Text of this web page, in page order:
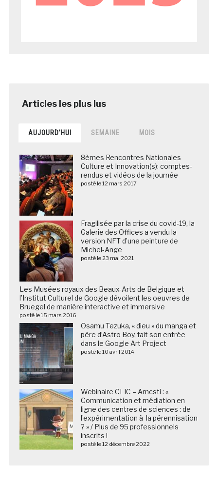
AUJOURD’HUI SEMAINE MOIS
8èmes Rencontres Nationales
Culture et Innovation(s): comptes-
rendus et vidéos de la journée
posté le 12 mars 2017
Fragilisée par la crise du covid-19, la
Galerie des Offices a vendu la
version NFT d’une peinture de
Michel-Ange
posté le 23 mai 2021
Les Musées royaux des Beaux-Arts de Belgique et
l’Institut Culturel de Google dévoilent les oeuvres de
Bruegel de manière interactive et immersive
posté le 15 mars 2016
Osamu Tezuka, « dieu » du manga et
père d’Astro Boy, fait son entrée
dans le Google Art Project
posté le 10 avril 2014
Webinaire CLIC – Amcsti : «
Communication et médiation en
ligne des centres de sciences : de
l’expérimentation à la pérennisation
? » / Plus de 95 professionnels
inscrits !
posté le 12 décembre 2022